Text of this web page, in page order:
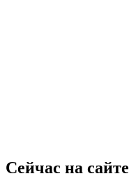
Сейчас на сайте